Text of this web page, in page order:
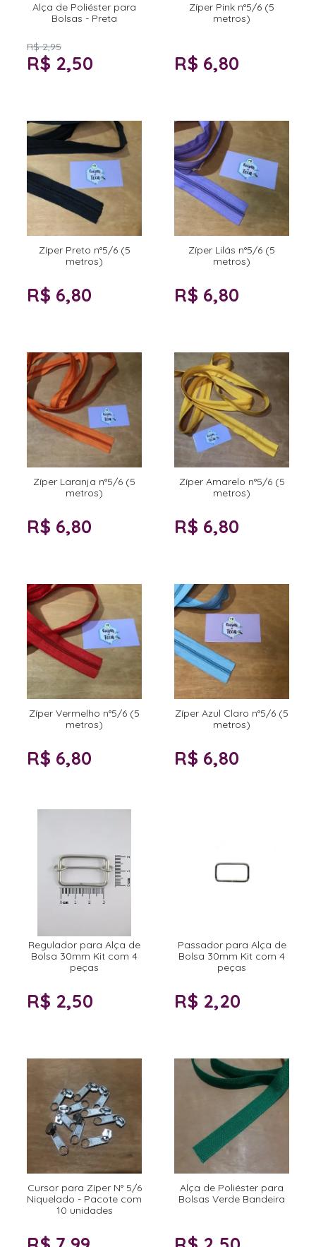
Alça de Poliéster para
Bolsas - Preta
R$ 2,95
R$ 2,50
Zíper Pink n°5/6 (5
metros)
R$ 6,80
Zíper Preto n°5/6 (5
metros)
R$ 6,80
Zíper Lilás n°5/6 (5
metros)
R$ 6,80
Zíper Laranja n°5/6 (5
metros)
R$ 6,80
Zíper Amarelo n°5/6 (5
metros)
R$ 6,80
Zíper Vermelho n°5/6 (5
metros)
R$ 6,80
Zíper Azul Claro n°5/6 (5
metros)
R$ 6,80
Regulador para Alça de
Bolsa 30mm Kit com 4
peças
R$ 2,50
Passador para Alça de
Bolsa 30mm Kit com 4
peças
R$ 2,20
Cursor para Zíper N° 5/6
Niquelado - Pacote com
10 unidades
Alça de Poliéster para
Bolsas Verde Bandeira